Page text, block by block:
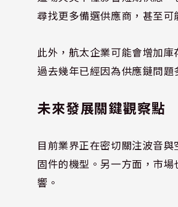
尋找更多備選供應商，甚至可
此外，航太企業可能會增加
過去幾年已經因為供應鏈問
未來發展關鍵觀察點
目前業界正在密切關注波音
固件的機型。另一方面，市
響。